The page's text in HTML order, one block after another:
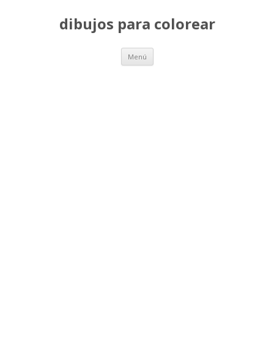
dibujos para colorear
Menú Saltar
contenido